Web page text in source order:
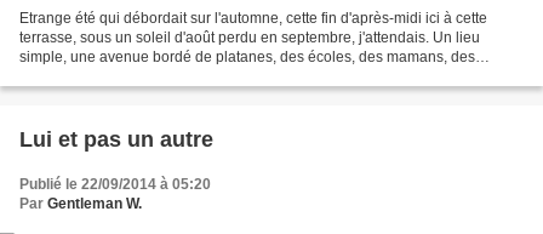
Etrange été qui débordait sur l'automne, cette fin d'après-midi ici à cette
terrasse, sous un soleil d'août perdu en septembre, j'attendais. Un lieu
simple, une avenue bordé de platanes, des écoles, des mamans, des
Lui et pas un autre
Publié le 22/09/2014 à 05:20
Par Gentleman W.